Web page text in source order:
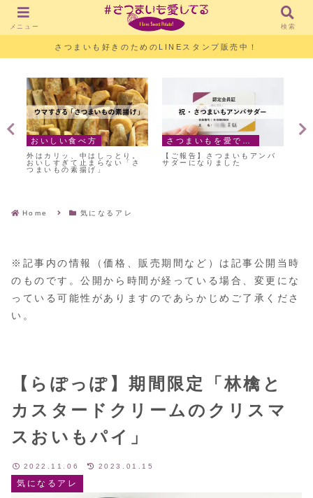
さつまいも好きのためのLINEスタンプ販売中！
おいしい食べ方
外はカリッ、中はしっとり。
おいしすぎて止まらない「さ
つまいもの素揚げ」
【ご報告】さつまいもアンバ
サダーになりました
Home 気になるアレ
【らぽっぽ】期間限定「林檎と
カスタードクリームのクリスマ
スおいもパイ」
気になるアレ
2022.11.06 2023.01.15
※記事内の情報（価格、販売期間など）は記事公開当時
のものです。公開から時間が経っている場合、変更にな
っている可能性がありますのであらかじめご了承くださ
い。
メニュー 検索